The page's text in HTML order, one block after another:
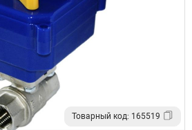
Товарный код: 165519